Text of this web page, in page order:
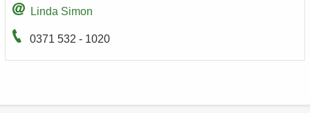
Linda Simon
0371 532 - 1020